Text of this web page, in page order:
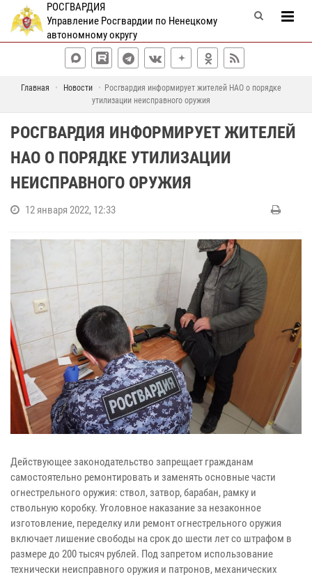
РОСГВАРДИЯ
Управление Росгвардии по Ненецкому
автономному округу
Главная Новости
Росгвардия информирует жителей НАО о порядке
утилизации неисправного оружия
РОСГВАРДИЯ ИНФОРМИРУЕТ ЖИТЕЛЕЙ
НАО О ПОРЯДКЕ УТИЛИЗАЦИИ
НЕИСПРАВНОГО ОРУЖИЯ
12 января 2022, 12:33
Действующее законодательство запрещает гражданам
самостоятельно ремонтировать и заменять основные части
огнестрельного оружия: ствол, затвор, барабан, рамку и
ствольную коробку. Уголовное наказание за незаконное
изготовление, переделку или ремонт огнестрельного оружия
включает лишение свободы на срок до шести лет со штрафом в
размере до 200 тысяч рублей. Под запретом использование
технически неисправного оружия и патронов, механических